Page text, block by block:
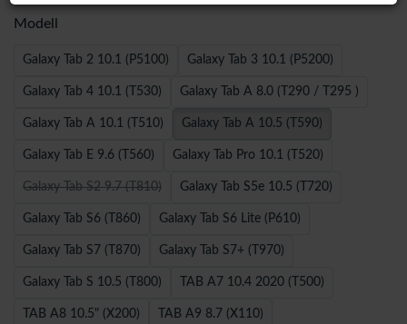
Modell
Galaxy Tab 2 10.1 (P5100) Galaxy Tab 3 10.1 (P5200)
Galaxy Tab 4 10.1 (T530) Galaxy Tab A 8.0 (T290 / T295 )
Galaxy Tab A 10.1 (T510) Galaxy Tab A 10.5 (T590)
Galaxy Tab E 9.6 (T560) Galaxy Tab Pro 10.1 (T520)
Galaxy Tab S2 9.7 (T810) Galaxy Tab S5e 10.5 (T720)
Galaxy Tab S6 (T860) Galaxy Tab S6 Lite (P610)
Galaxy Tab S7 (T870) Galaxy Tab S7+ (T970)
Galaxy Tab S 10.5 (T800) TAB A7 10.4 2020 (T500)
TAB A8 10.5" (X200) TAB A9 8.7 (X110)